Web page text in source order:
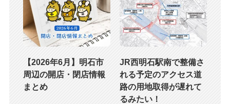
【2026年6月】明石市
周辺の開店・閉店情報
まとめ
JR西明石駅南で整備さ
れる予定のアクセス道
路の用地取得が遅れて
るみたい！